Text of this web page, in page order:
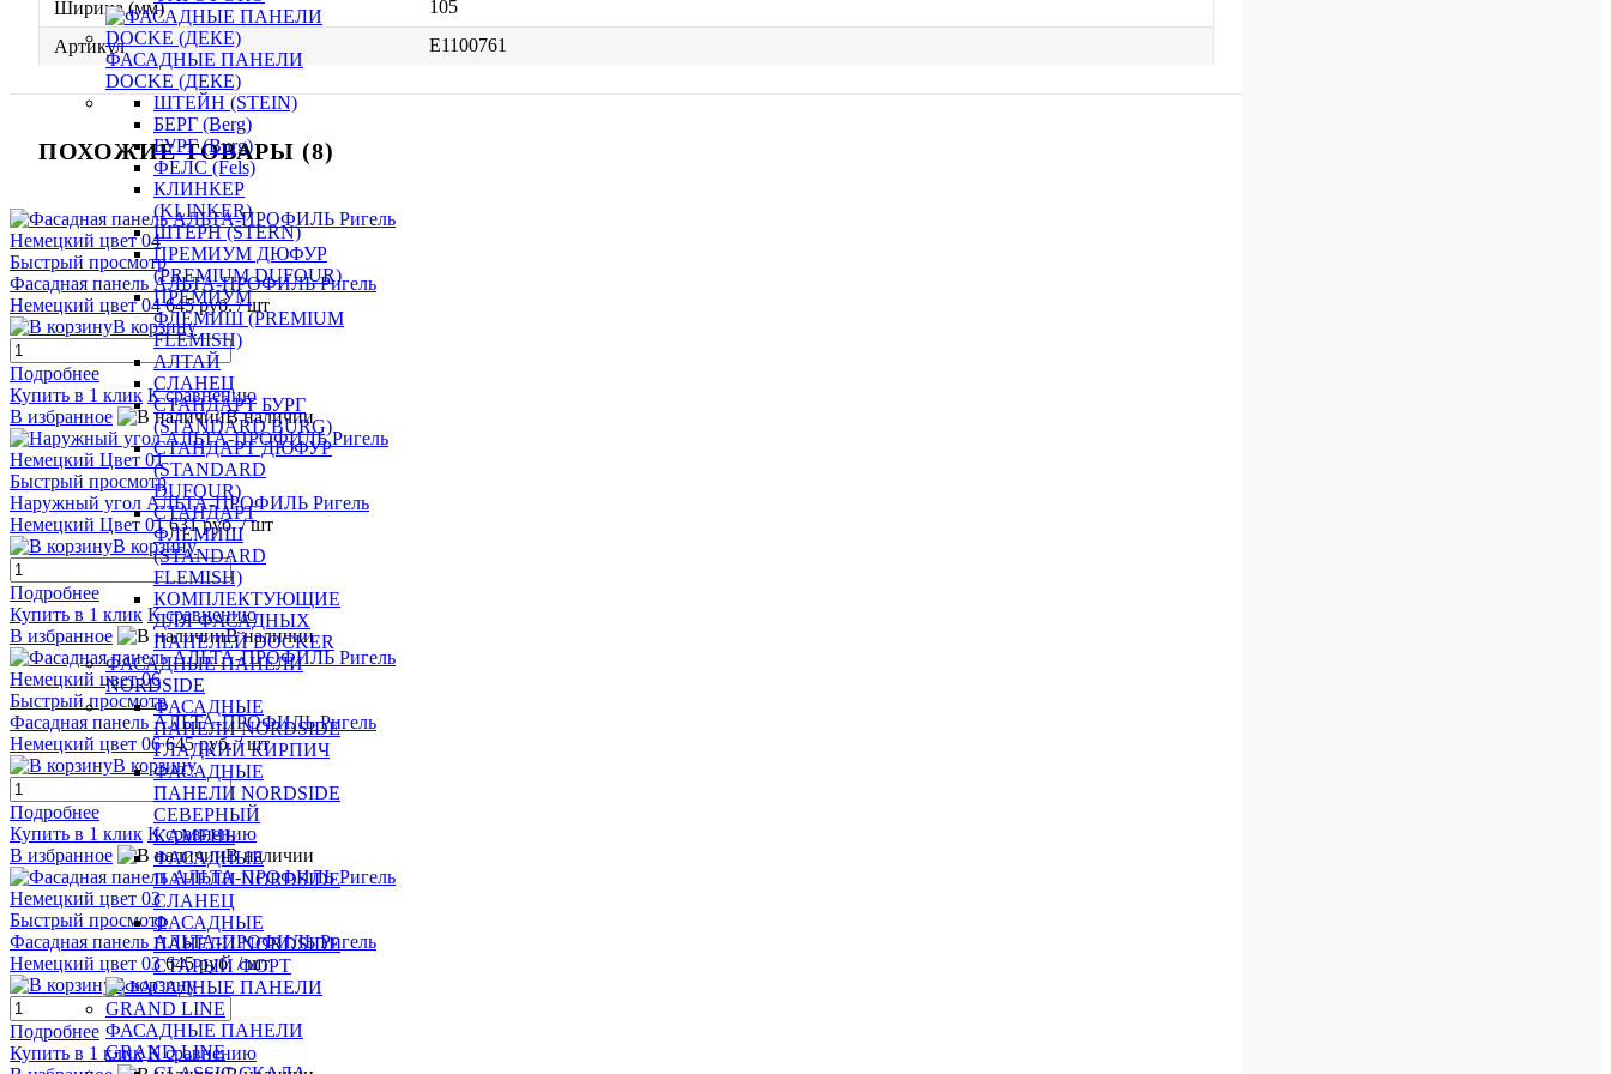
ФАСАДНЫЕ ПАНЕЛИ
DOCKE (ДЕКЕ)
ШТЕЙН (STEIN)
БЕРГ (Berg)
БУРГ (Burg)
ФЕЛС (Fels)
КЛИНКЕР
(KLINKER)
ШТЕРН (STERN)
ПРЕМИУМ ДЮФУР
(PREMIUM DUFOUR)
ПРЕМИУМ
ФЛЕМИШ (PREMIUM
FLEMISH)
АЛТАЙ
СЛАНЕЦ
СТАНДАРТ БУРГ
(STANDARD BURG)
СТАНДАРТ ДЮФУР
(STANDARD
DUFOUR)
СТАНДАРТ
ФЛЕМИШ
(STANDARD
FLEMISH)
КОМПЛЕКТУЮЩИЕ
ДЛЯ ФАСАДНЫХ
ПАНЕЛЕЙ DOCKER
ФАСАДНЫЕ ПАНЕЛИ
NORDSIDE
ФАСАДНЫЕ
ПАНЕЛИ NORDSIDE
ГЛАДКИЙ КИРПИЧ
ФАСАДНЫЕ
ПАНЕЛИ NORDSIDE
СЕВЕРНЫЙ
КАМЕНЬ
ФАСАДНЫЕ
ПАНЕЛИ NORDSIDE
СЛАНЕЦ
ФАСАДНЫЕ
ПАНЕЛИ NORDSIDE
СТАРЫЙ ФОРТ
ФАСАДНЫЕ ПАНЕЛИ
GRAND LINE
Ширина (мм)
105
Артикул
E1100761
ПОХОЖИЕ ТОВАРЫ (8)
Быстрый просмотр
Фасадная панель АЛЬТА-ПРОФИЛЬ Ригель
Немецкий цвет 04 645 руб./ шт
В корзину
Подробнее
Купить в 1 клик К сравнению
В избранное
В наличии
Быстрый просмотр
Наружный угол АЛЬТА-ПРОФИЛЬ Ригель
Немецкий Цвет 01 631 руб./ шт
В корзину
Подробнее
Купить в 1 клик К сравнению
В избранное
В наличии
Быстрый просмотр
Фасадная панель АЛЬТА-ПРОФИЛЬ Ригель
Немецкий цвет 06 645 руб./ шт
В корзину
Подробнее
Купить в 1 клик К сравнению
В избранное
В наличии
Быстрый просмотр
Фасадная панель АЛЬТА-ПРОФИЛЬ Ригель
Немецкий цвет 03 645 руб. / шт
В корзину
Подробнее
Купить в 1 клик К сравнению